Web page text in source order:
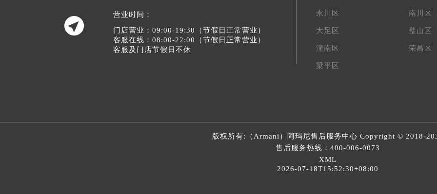

营业时间：
门店营业：09:00-19:30（节假日正常营业）
客服在线：08:00-22:00（节假日正常营业）
客服及门店节假日不休
永川区 南川区
大足区 璧山区
潼南区 荣昌区
梁平区
版权所有:（Armani） 阿玛尼售后服务中心 Copyright © 2018-
售后服务热线： 400-006-0073
XML
2026-07-18T15:52:30+08:00